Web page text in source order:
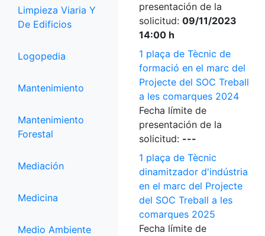
Limpieza Viaria Y
De Edificios
Logopedia
Mantenimiento
Mantenimiento
Forestal
Mediación
Medicina
Medio Ambiente
presentación de la
solicitud: 09/11/2023
14:00 h
1 plaça de Tècnic de
formació en el marc del
Projecte del SOC Treball
a les comarques 2024
Fecha límite de
presentación de la
solicitud: ---
1 plaça de Tècnic
dinamitzador d'indústria
en el marc del Projecte
del SOC Treball a les
comarques 2025
Fecha límite de